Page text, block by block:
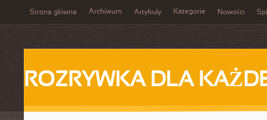
Strona główna Archiwum Artykuły Kategorie Nowości
ROZRYWKA DLA